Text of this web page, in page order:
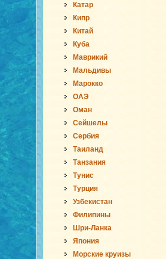
Катар
Кипр
Китай
Куба
Маврикий
Мальдивы
Марокко
ОАЭ
Оман
Сейшелы
Сербия
Таиланд
Танзания
Тунис
Турция
Узбекистан
Филипины
Шри-Ланка
Япония
Морские круизы